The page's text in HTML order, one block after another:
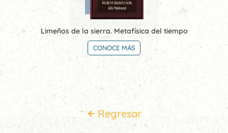
Limeños de la sierra. Metafísica del tiempo
CONOCE MÁS
Regresar